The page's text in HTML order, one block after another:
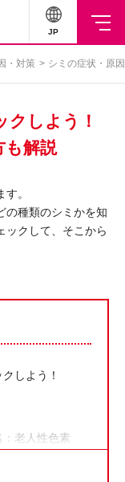
JP
・対策 シミの症状・原
クしよう！
も解説
。
の種類のシミかを知
ックして、そこから
しよう！
老人性色素